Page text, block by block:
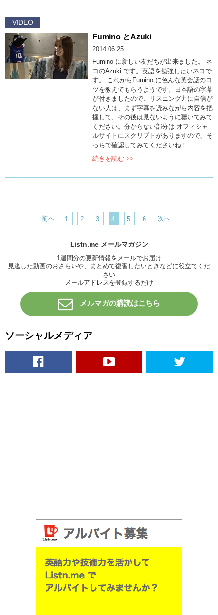
VIDEO
Fumino とAzuki
2014.06.25
Fumino に新しい友だちが出来ました。 ネ
コのAzuki です。英語を勉強したいネコで
す。 これからFumino に色んな英会話のコ
ツを教えてもらうようです。日本語の字幕
が付きましたので、リスニング力に自信が
ない人は、まず字幕を読みながら内容を把
握して、その後は見ないように聴いてみて
ください。分からない部分は オフィシャ
ルサイトにスクリプトがありますので、そ
っちで確認してみてくださいね！
続きを読む >>
前へ 1 2 3 4 5 6 次へ
Listn.me メールマガジン
1週間分の更新情報をメールでお届け
見逃した動画のおさらいや、まとめて復習したいときなどに役立てくだ
さい
メールアドレスを登録するだけ
メルマガの購読はこちら
ソーシャルメディア